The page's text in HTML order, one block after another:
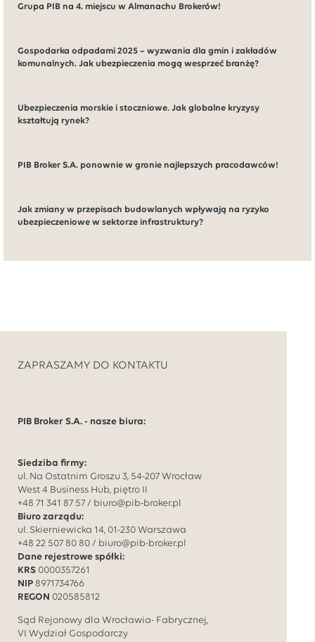
Grupa PIB na 4. miejscu w Almanachu Brokerów!
Gospodarka odpadami 2025 – wyzwania dla gmin i zakładów
komunalnych. Jak ubezpieczenia mogą wesprzeć branżę?
Ubezpieczenia morskie i stoczniowe. Jak globalne kryzysy
kształtują rynek?
PIB Broker S.A. ponownie w gronie najlepszych pracodawców!
Jak zmiany w przepisach budowlanych wpływają na ryzyko
ubezpieczeniowe w sektorze infrastruktury?
ZAPRASZAMY DO KONTAKTU
PIB Broker S.A. - nasze biura:
Siedziba firmy:
ul. Na Ostatnim Groszu 3, 54-207 Wrocław
West 4 Business Hub, piętro II
+48 71 341 87 57 / biuro@pib-broker.pl
Biuro zarządu:
ul. Skierniewicka 14, 01-230 Warszawa
+48 22 507 80 80 / biuro@pib-broker.pl
Dane rejestrowe spółki:
KRS 0000357261
NIP 8971734766
REGON 020585812
Sąd Rejonowy dla Wrocławia- Fabrycznej,
VI Wydział Gospodarczy